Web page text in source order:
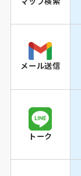
メール送信
トーク